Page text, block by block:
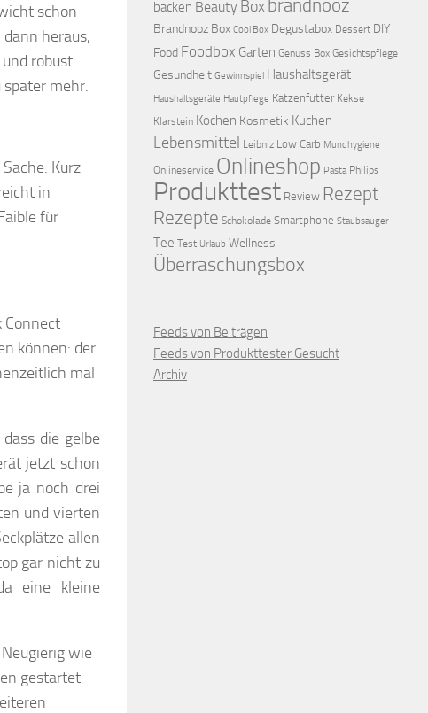
schon
heraus,
robust.
später mehr.
Kurz
in
für
Connect
können: der
mal
die gelbe
jetzt schon
ja noch drei
und vierten
allen
gar nicht zu
eine kleine
wie
gestartet
backen Beauty Boxbrandnooz
Brandnooz Box Cool Box Degustabox Dessert DIY
Food Foodbox Garten Genuss Box Gesichtspflege
Gesundheit Gewinnspiel Haushaltsgerät
Haushaltsgeräte Hautpflege Katzenfutter Kekse
Klarstein Kochen Kosmetik Kuchen
Lebensmittel Leibniz Low Carb Mundhygiene
Onlineservice Onlineshop Pasta Philips
Produkttest Review Rezept
Rezepte Schokolade Smartphone Staubsauger
Tee Test Urlaub Wellness
Überraschungsbox
Feeds von Beiträgen
Feeds von Produkttester Gesucht
Archiv